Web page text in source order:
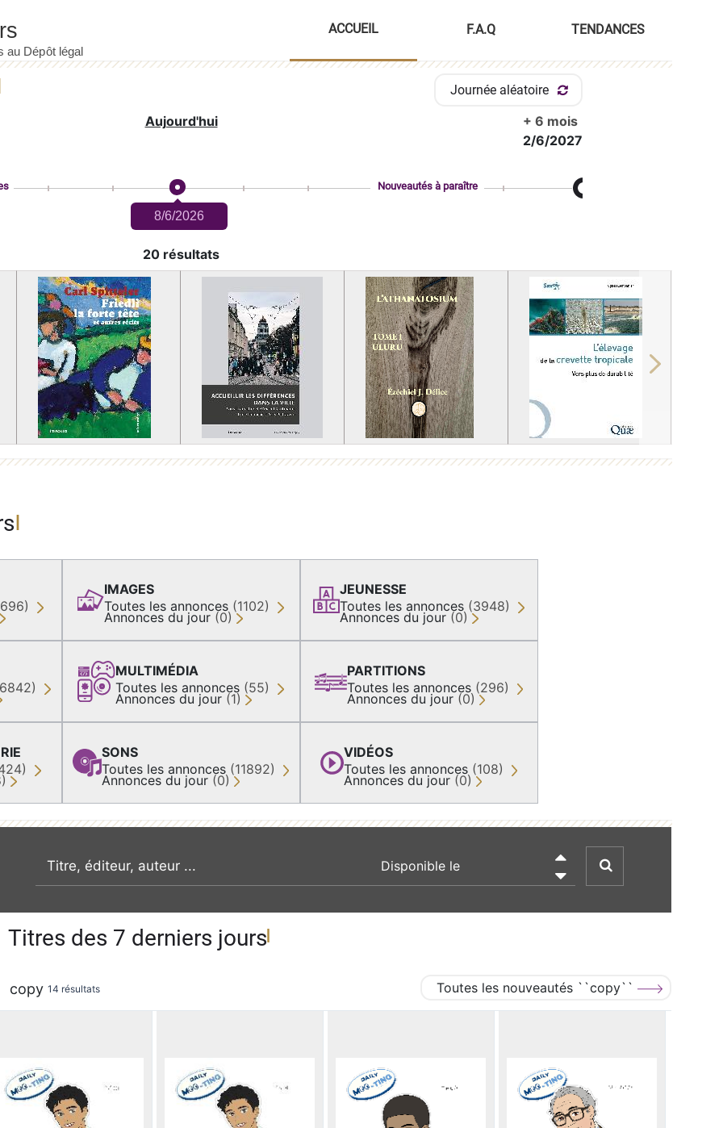
ACCUEIL F.A.Q TENDANCES
Journée aléatoire
Aujourd'hui
+ 6 mois
2/6/2027
8/6/2026
Nouveautés à paraître
20 résultats
Next
IMAGES
Toutes les annonces (1102)
Annonces du jour (0)
MULTIMÉDIA
Toutes les annonces (55)
Annonces du jour (1)
SONS
Toutes les annonces (11892)
Annonces du jour (0)
JEUNESSE
Toutes les annonces (3948)
Annonces du jour (0)
PARTITIONS
Toutes les annonces (296)
Annonces du jour (0)
VIDÉOS
Toutes les annonces (108)
Annonces du jour (0)
recherche par mot clé

Titres des 7 derniers jours
copy 14 résultats Toutes les nouveautés ``copy``